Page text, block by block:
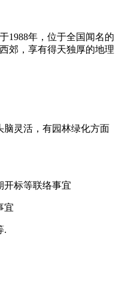
1988年，位于全国闻名的
郊，享有得天独厚的地理
脑灵活，有园林绿化方面
开标等联络事宜
宜
.